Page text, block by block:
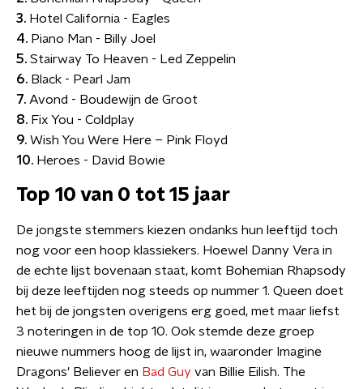
3. Hotel California - Eagles
4. Piano Man - Billy Joel
5. Stairway To Heaven - Led Zeppelin
6. Black - Pearl Jam
7. Avond - Boudewijn de Groot
8. Fix You - Coldplay
9. Wish You Were Here – Pink Floyd
10. Heroes - David Bowie
Top 10 van 0 tot 15 jaar
De jongste stemmers kiezen ondanks hun leeftijd toch
nog voor een hoop klassiekers. Hoewel Danny Vera in
de echte lijst bovenaan staat, komt Bohemian Rhapsody
bij deze leeftijden nog steeds op nummer 1. Queen doet
het bij de jongsten overigens erg goed, met maar liefst
3 noteringen in de top 10. Ook stemde deze groep
nieuwe nummers hoog de lijst in, waaronder Imagine
Dragons' Believer en Bad Guy van Billie Eilish. The